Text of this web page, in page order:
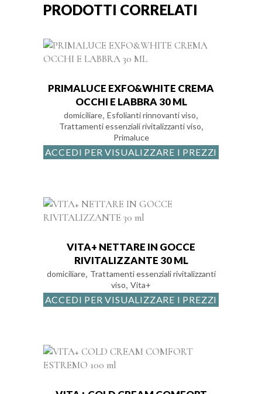
PRODOTTI CORRELATI
PRIMALUCE EXFO&WHITE CREMA
OCCHI E LABBRA 30 ML
domiciliare, Esfolianti rinnovanti viso,
Trattamenti essenziali rivitalizzanti viso,
Primaluce
ACCEDI PER VISUALIZZARE I PREZZI
VITA+ NETTARE IN GOCCE
RIVITALIZZANTE 30 ML
domiciliare, Trattamenti essenziali rivitalizzanti
viso, Vita+
ACCEDI PER VISUALIZZARE I PREZZI